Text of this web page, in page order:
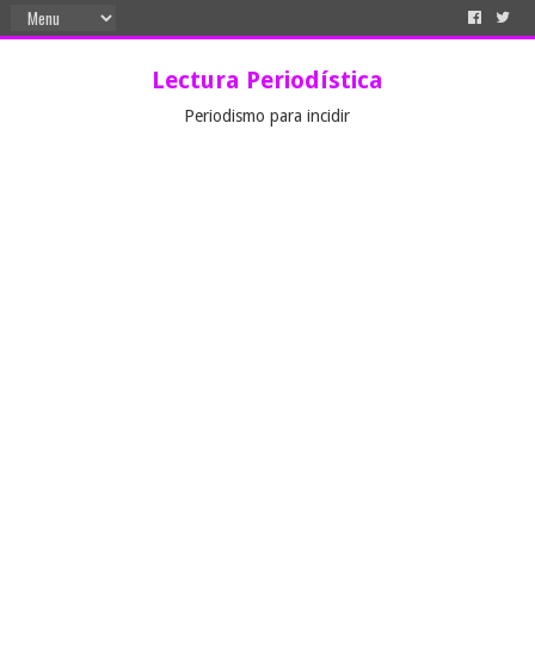
Lectura Periodística
Periodismo para incidir